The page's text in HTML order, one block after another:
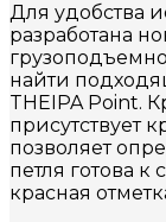
Для удобства
разработана
найти
THEIPA Point.
присутствует
позволяет
петля готова к
красная